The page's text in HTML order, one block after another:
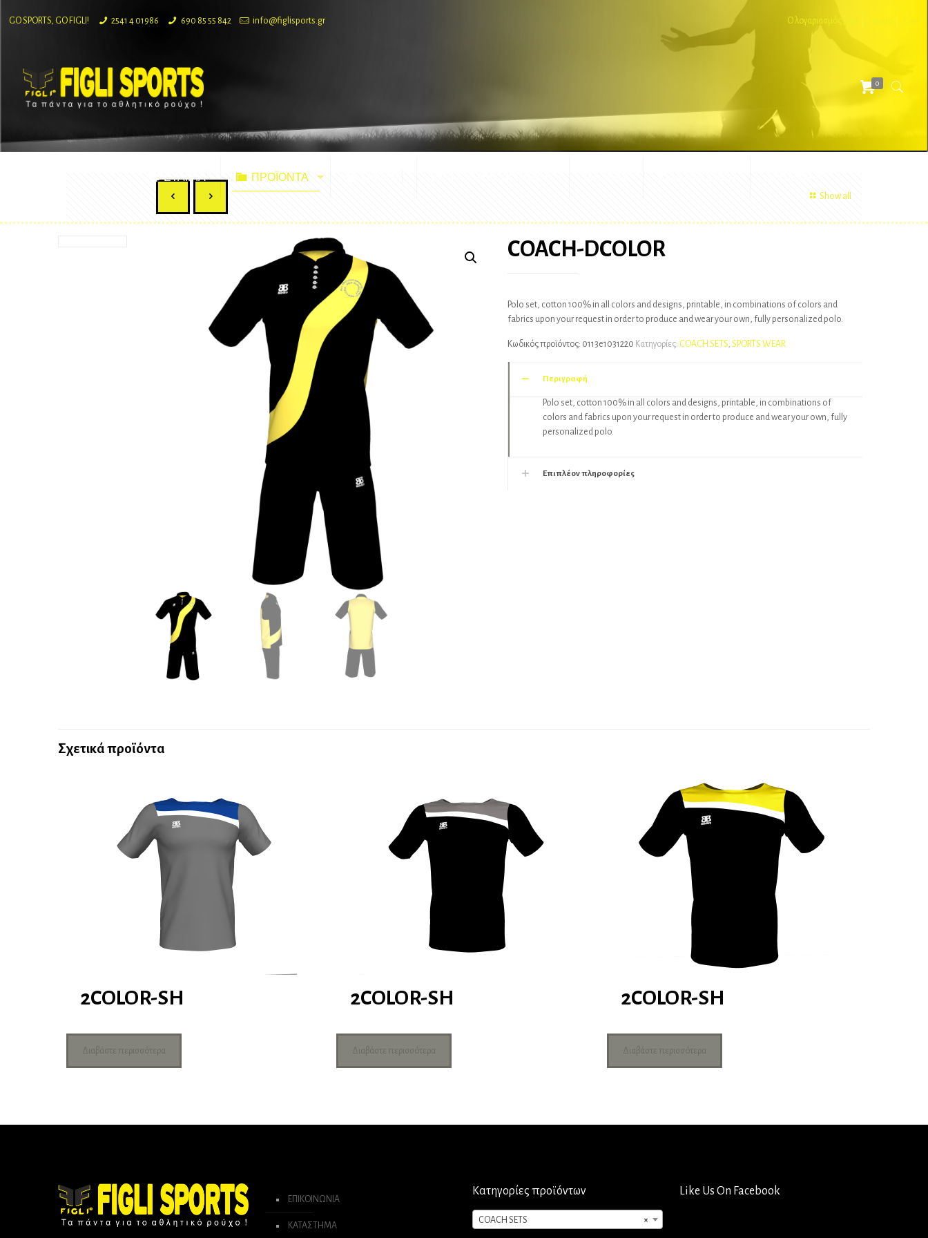
GO SPORTS, GO FIGLI! 2541 4 01986 690 85 55 842 info@figlisports.gr Ο λογαριασμός μου
ΕΤΑΙΡΙΑ ΠΡΟΪΟΝΤΑ
0
Show all
COACH-DCOLOR
Polo set, cotton 100% in all colors and designs, printable, in combinations of colors and
fabrics upon your request in order to produce and wear your own, fully personalized polo.
Κωδικός προϊόντος: 0113e1031220 Κατηγορίες: COACH SETS,SPORTS WEAR
Περιγραφή
Polo set, cotton 100% in all colors and designs, printable, in combinations of
colors and fabrics upon your request in order to produce and wear your own, fully
personalized polo.
Επιπλέον πληροφορίες
Σχετικά προϊόντα
2COLOR-SH
Διαβάστε περισσότερα
2COLOR-SH
Διαβάστε περισσότερα
2COLOR-SH
Διαβάστε περισσότερα
ΕΠΙΚΟΙΝΩΝΙΑ
ΚΑΤΑΣΤΗΜΑ
Κατηγορίες προϊόντων
×
COACH SETS
Like Us On Facebook